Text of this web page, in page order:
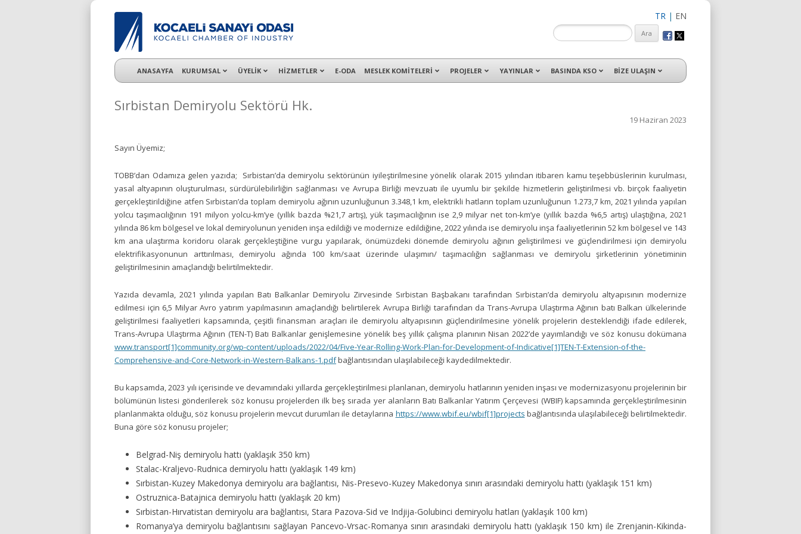
TR | EN
KSO 3500’ü aşkın sanayi kuruluşuna uzman çalışanları ile İzmit Merkez, Çayırova, Dilovası, Gebze ve İMES OSB’deki ofisleri ile hizmet vermektedir.
ANASAYFA KURUMSAL ÜYELİK HİZMETLER E-ODA MESLEK KOMİTELERİ PROJELER YAYINLAR BASINDA KSO BİZE ULAŞIN
Sırbistan Demiryolu Sektörü Hk.
19 Haziran 2023
Sayın Üyemiz;
TOBB’dan Odamıza gelen yazıda; Sırbistan’da demiryolu sektörünün iyileştirilmesine yönelik olarak 2015 yılından itibaren kamu teşebbüslerinin kurulması,
yasal altyapının oluşturulması, sürdürülebilirliğin sağlanması ve Avrupa Birliği mevzuatı ile uyumlu bir şekilde hizmetlerin geliştirilmesi vb. birçok faaliyetin
gerçekleştirildiğine atfen Sırbistan’da toplam demiryolu ağının uzunluğunun 3.348,1 km, elektrikli hatların toplam uzunluğunun 1.273,7 km, 2021 yılında yapılan
yolcu taşımacılığının 191 milyon yolcu-km’ye (yıllık bazda %21,7 artış), yük taşımacılığının ise 2,9 milyar net ton-km’ye (yıllık bazda %6,5 artış) ulaştığına, 2021
yılında 86 km bölgesel ve lokal demiryolunun yeniden inşa edildiği ve modernize edildiğine, 2022 yılında ise demiryolu inşa faaliyetlerinin 52 km bölgesel ve 143
km ana ulaştırma koridoru olarak gerçekleştiğine vurgu yapılarak, önümüzdeki dönemde demiryolu ağının geliştirilmesi ve güçlendirilmesi için demiryolu
elektrifikasyonunun arttırılması, demiryolu ağında 100 km/saat üzerinde ulaşımın/ taşımacılığın sağlanması ve demiryolu şirketlerinin yönetiminin
geliştirilmesinin amaçlandığı belirtilmektedir.
Yazıda devamla, 2021 yılında yapılan Batı Balkanlar Demiryolu Zirvesinde Sırbistan Başbakanı tarafından Sırbistan’da demiryolu altyapısının modernize
edilmesi için 6,5 Milyar Avro yatırım yapılmasının amaçlandığı belirtilerek Avrupa Birliği tarafından da Trans-Avrupa Ulaştırma Ağının batı Balkan ülkelerinde
geliştirilmesi faaliyetleri kapsamında, çeşitli finansman araçları ile demiryolu altyapısının güçlendirilmesine yönelik projelerin desteklendiği ifade edilerek,
Trans-Avrupa Ulaştırma Ağının (TEN-T) Batı Balkanlar genişlemesine yönelik beş yıllık çalışma planının Nisan 2022’de yayımlandığı ve söz konusu dokümana
www.transport[1]community.org/wp-content/uploads/2022/04/Five-Year-Rolling-Work-Plan-for-Development-of-Indicative[1]TEN-T-Extension-of-the-
Comprehensive-and-Core-Network-in-Western-Balkans-1.pdfbağlantısından ulaşılabileceği kaydedilmektedir.
Bu kapsamda, 2023 yılı içerisinde ve devamındaki yıllarda gerçekleştirilmesi planlanan, demiryolu hatlarının yeniden inşası ve modernizasyonu projelerinin bir
bölümünün listesi gönderilerek söz konusu projelerden ilk beş sırada yer alanların Batı Balkanlar Yatırım Çerçevesi (WBIF) kapsamında gerçekleştirilmesinin
planlanmakta olduğu, söz konusu projelerin mevcut durumları ile detaylarına https://www.wbif.eu/wbif[1]projects bağlantısında ulaşılabileceği belirtilmektedir.
Buna göre söz konusu projeler;
Belgrad-Niş demiryolu hattı (yaklaşık 350 km)
Stalac-Kraljevo-Rudnica demiryolu hattı (yaklaşık 149 km)
Sırbistan-Kuzey Makedonya demiryolu ara bağlantısı, Nis-Presevo-Kuzey Makedonya sınırı arasındaki demiryolu hattı (yaklaşık 151 km)
Ostruznica-Batajnica demiryolu hattı (yaklaşık 20 km)
Sırbistan-Hırvatistan demiryolu ara bağlantısı, Stara Pazova-Sid ve Indjija-Golubinci demiryolu hatları (yaklaşık 100 km)
Romanya’ya demiryolu bağlantısını sağlayan Pancevo-Vrsac-Romanya sınırı arasındaki demiryolu hattı (yaklaşık 150 km) ile Zrenjanin-Kikinda-